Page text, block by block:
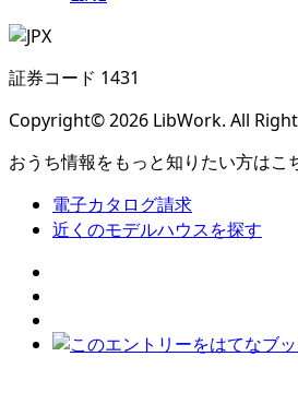
証券コード 1431
Copyright© 2026 LibWork. All
おうち情報をもっと知りたい方はこ
電子カタログ請求
近くのモデルハウスを探す